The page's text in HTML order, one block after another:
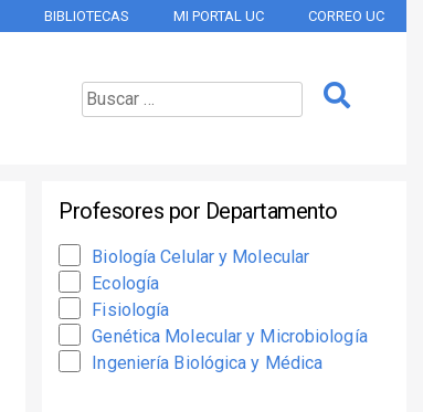
BIBLIOTECAS MI PORTAL UC CORREO UC
Profesores por Departamento
Biología Celular y Molecular
Ecología
Fisiología
Genética Molecular y Microbiología
Ingeniería Biológica y Médica